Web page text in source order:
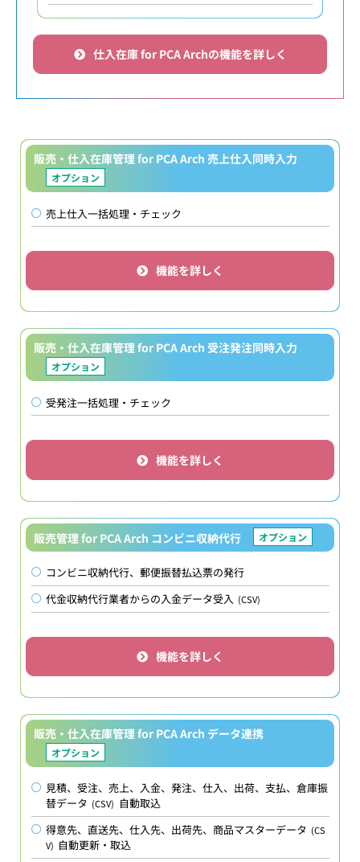
仕入在庫 for PCA Archの機能を詳しく
販売・仕入在庫管理 for PCA Arch 売上仕入同時入力
オプション
売上仕入一括処理・チェック
機能を詳しく
販売・仕入在庫管理 for PCA Arch 受注発注同時入力
オプション
受発注一括処理・チェック
機能を詳しく
販売管理 for PCA Arch コンビニ収納代行 オプション
コンビニ収納代行、郵便振替払込票の発行
代金収納代行業者からの入金データ受入 (CSV)
機能を詳しく
販売・仕入在庫管理 for PCA Arch データ連携
オプション
見積、受注、売上、入金、発注、仕入、出荷、支払、倉庫振
替データ (CSV) 自動取込
得意先、直送先、仕入先、出荷先、商品マスターデータ (CS
V) 自動更新・取込